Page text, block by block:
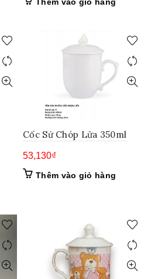
Thêm vào giỏ hàng
Cốc Sứ Chóp Lửa 350ml
53,130₫
Thêm vào giỏ hàng